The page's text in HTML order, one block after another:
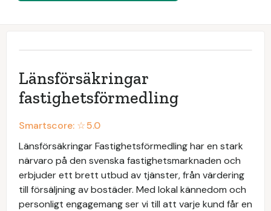
Länsförsäkringar
fastighetsförmedling
Smartscore: ☆5.0
Länsförsäkringar Fastighetsförmedling har en stark
närvaro på den svenska fastighetsmarknaden och
erbjuder ett brett utbud av tjänster, från värdering
till försäljning av bostäder. Med lokal kännedom och
personligt engagemang ser vi till att varje kund får en